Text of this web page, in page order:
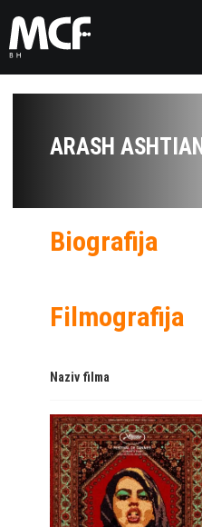
ARASH ASHTIANI
Biografija
Filmografija
Naziv filma